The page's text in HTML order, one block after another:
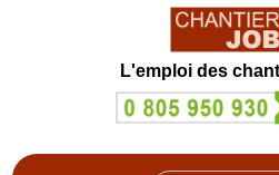
L'emploi des